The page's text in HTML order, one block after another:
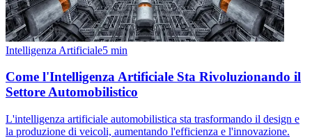
Intelligenza Artificiale5 min
Come l'Intelligenza Artificiale Sta Rivoluzionando il
Settore Automobilistico
L'intelligenza artificiale automobilistica sta trasformando il design e
la produzione di veicoli, aumentando l'efficienza e l'innovazione.